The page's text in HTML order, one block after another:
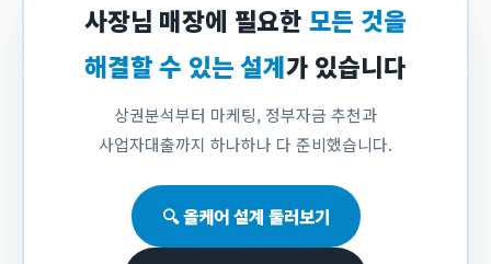
사장님 매장에 필요한 모든 것을
해결할 수 있는 설계가 있습니다
상권분석부터 마케팅, 정부자금 추천과
사업자대출까지 하나하나 다 준비했습니다.
🔍 올케어 설계 둘러보기